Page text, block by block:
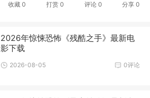
收藏0 打赏 0 评论 0 分享0
2026年惊悚恐怖《残酷之手》最新电
影下载
0评论
2026-08-05